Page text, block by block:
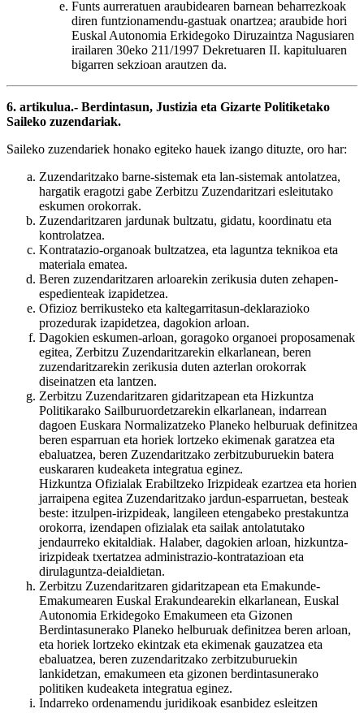
Funts aurreratuen araubidearen barnean beharrezkoak
diren funtzionamendu-gastuak onartzea; araubide hori
Euskal Autonomia Erkidegoko Diruzaintza Nagusiaren
irailaren 30eko 211/1997 Dekretuaren II. kapituluaren
bigarren sekzioan arautzen da.
6. artikulua.- Berdintasun, Justizia eta Gizarte Politiketako
Saileko zuzendariak.
Saileko zuzendariek honako egiteko hauek izango dituzte, oro har:
Zuzendaritzako barne-sistemak eta lan-sistemak antolatzea,
hargatik eragotzi gabe Zerbitzu Zuzendaritzari esleitutako
eskumen orokorrak.
Zuzendaritzaren jardunak bultzatu, gidatu, koordinatu eta
kontrolatzea.
Kontratazio-organoak bultzatzea, eta laguntza teknikoa eta
materiala ematea.
Beren zuzendaritzaren arloarekin zerikusia duten zehapen-
espedienteak izapidetzea.
Ofizioz berrikusteko eta kaltegarritasun-deklarazioko
prozedurak izapidetzea, dagokion arloan.
Dagokien eskumen-arloan, goragoko organoei proposamenak
egitea, Zerbitzu Zuzendaritzarekin elkarlanean, beren
zuzendaritzarekin zerikusia duten azterlan orokorrak
diseinatzen eta lantzen.
Zerbitzu Zuzendaritzaren gidaritzapean eta Hizkuntza
Politikarako Sailburuordetzarekin elkarlanean, indarrean
dagoen Euskara Normalizatzeko Planeko helburuak definitzea
beren esparruan eta horiek lortzeko ekimenak garatzea eta
ebaluatzea, beren Zuzendaritzako zerbitzuburuekin batera
euskararen kudeaketa integratua eginez.
Hizkuntza Ofizialak Erabiltzeko Irizpideak ezartzea eta horien
jarraipena egitea Zuzendaritzako jardun-esparruetan, besteak
beste: itzulpen-irizpideak, langileen etengabeko prestakuntza
orokorra, izendapen ofizialak eta sailak antolatutako
jendaurreko ekitaldiak. Halaber, dagokien arloan, hizkuntza-
irizpideak txertatzea administrazio-kontratazioan eta
dirulaguntza-deialdietan.
Zerbitzu Zuzendaritzaren gidaritzapean eta Emakunde-
Emakumearen Euskal Erakundearekin elkarlanean, Euskal
Autonomia Erkidegoko Emakumeen eta Gizonen
Berdintasunerako Planeko helburuak definitzea beren arloan,
eta horiek lortzeko ekintzak eta ekimenak gauzatzea eta
ebaluatzea, beren zuzendaritzako zerbitzuburuekin
lankidetzan, emakumeen eta gizonen berdintasunerako
politiken kudeaketa integratua eginez.
Indarreko ordenamendu juridikoak esanbidez esleitzen